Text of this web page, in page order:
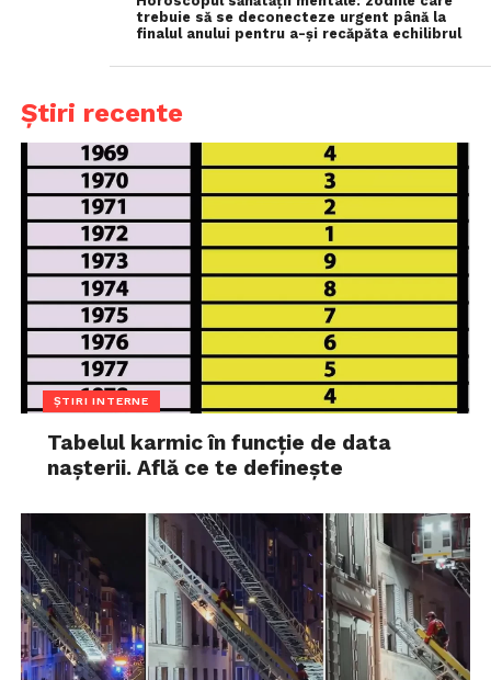
trebuie să se deconecteze urgent până la
finalul anului pentru a-și recăpăta echilibrul
Știri recente
ȘTIRI INTERNE
Tabelul karmic în funcție de data
nașterii. Află ce te definește